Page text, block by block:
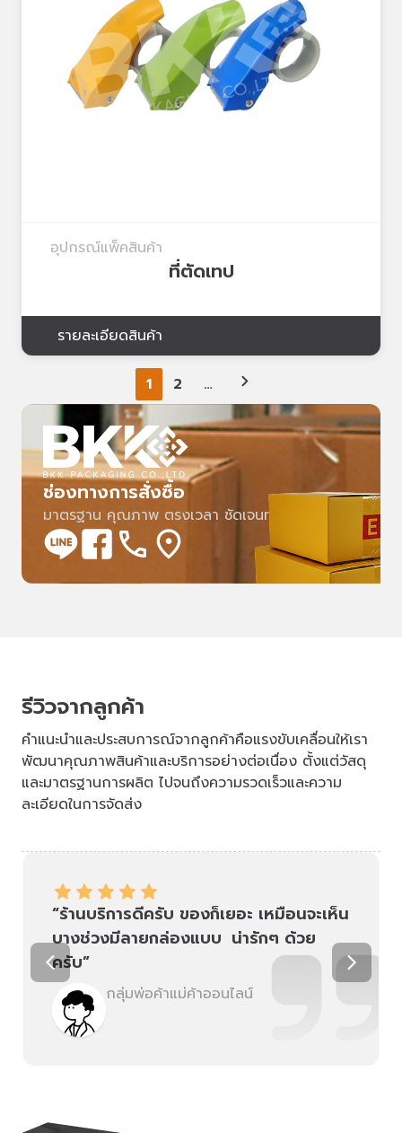
อุปกรณ์แพ็คสินค้า
ที่ตัดเทป
รายละเอียดสินค้า
1 2 …
ช่องทางการสั่งซื้อ
มาตรฐาน คุณภาพ ตรงเวลา ชัดเจนทุกคำสั่งซื้อ
รีวิวจากลูกค้า
คำแนะนำและประสบการณ์จากลูกค้าคือแรงขับเคลื่อนให้เรา
พัฒนาคุณภาพสินค้าและบริการอย่างต่อเนื่อง ตั้งแต่วัสดุ
และมาตรฐานการผลิต ไปจนถึงความรวดเร็วและความ
ละเอียดในการจัดส่ง
“ให้คำแนะนำได้ครบถ้วน มีสินค้าให้เลือก
หลายแบบ จัดส่งไว”
กลุ่มพ่อค้าแม่ค้าออนไลน์